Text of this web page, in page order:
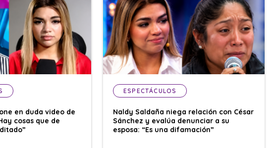
en duda video de
cosas que de
ESPECTÁCULOS
Naldy Saldaña niega relación con César
Sánchez y evalúa denunciar a su
esposa: “Es una difamación”